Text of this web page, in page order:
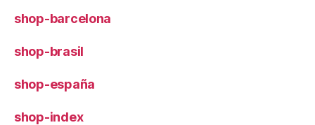
shop-barcelona
shop-brasil
shop-españa
shop-index